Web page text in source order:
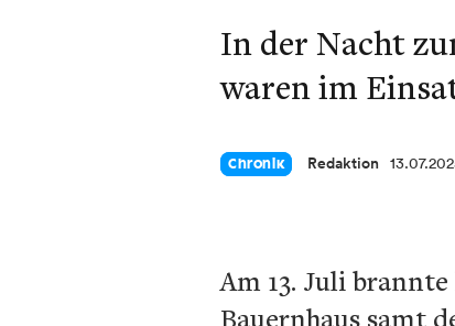
In der Nacht
waren im
Chronik Redaktion
Am 13. Juli
Bauernhaus samt